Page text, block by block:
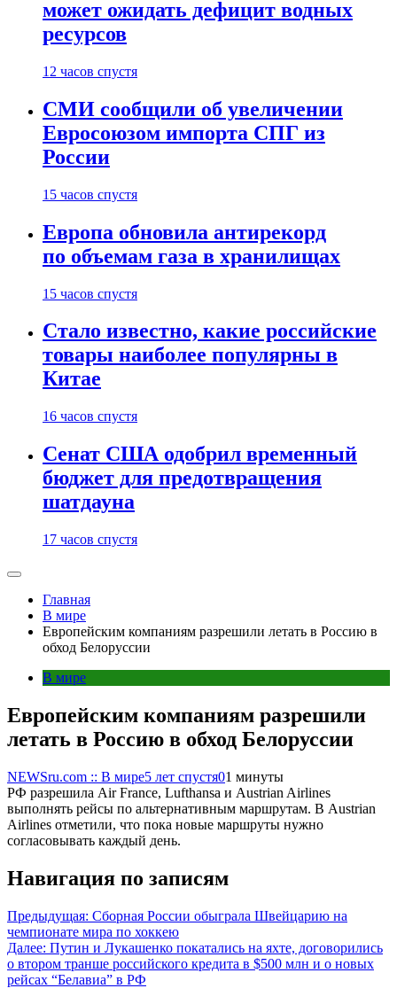
может ожидать дефицит водных
ресурсов
12 часов спустя
СМИ сообщили об увеличении
Евросоюзом импорта СПГ из
России
15 часов спустя
Европа обновила антирекорд
по объемам газа в хранилищах
15 часов спустя
Стало известно, какие российские
товары наиболее популярны в
Китае
16 часов спустя
Сенат США одобрил временный
бюджет для предотвращения
шатдауна
17 часов спустя
Главная
В мире
Европейским компаниям разрешили летать в Россию в
обход Белоруссии
В мире
Европейским компаниям разрешили
летать в Россию в обход Белоруссии
NEWSru.com :: В мире5 лет спустя01 минуты
РФ разрешила Air France, Lufthansa и Austrian Airlines
выполнять рейсы по альтернативным маршрутам. В Austrian
Airlines отметили, что пока новые маршруты нужно
согласовывать каждый день.
Навигация по записям
Предыдущая: Сборная России обыграла Швейцарию на
чемпионате мира по хоккею
Далее: Путин и Лукашенко покатались на яхте, договорились
о втором транше российского кредита в $500 млн и о новых
рейсах “Белавиа” в РФ